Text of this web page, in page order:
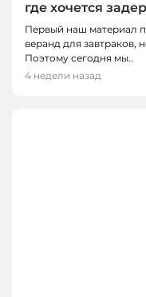
где хочется
Первый наш материал
веранд для завтраков,
Поэтому сегодня мы..
4 недели назад